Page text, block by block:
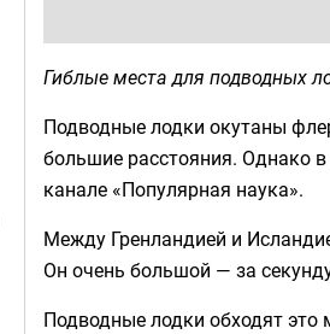
Гиблые места для подводных
Подводные лодки окутаны
большие расстояния. Однако
канале «Популярная наука».
Между Гренландией и
Он очень большой — за
Подводные лодки обходят это